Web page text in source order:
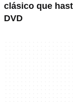
clásico que
DVD